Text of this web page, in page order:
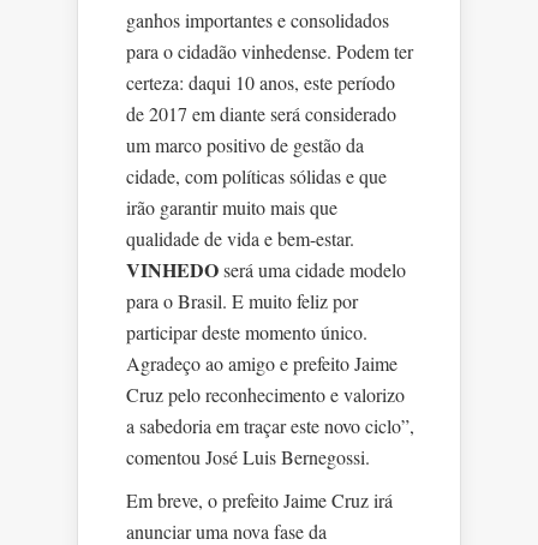
ganhos importantes e consolidados
para o cidadão vinhedense. Podem ter
certeza: daqui 10 anos, este período
de 2017 em diante será considerado
um marco positivo de gestão da
cidade, com políticas sólidas e que
irão garantir muito mais que
qualidade de vida e bem-estar.
VINHEDOserá uma cidade modelo
para o Brasil. E muito feliz por
participar deste momento único.
Agradeço ao amigo e prefeito Jaime
Cruz pelo reconhecimento e valorizo
a sabedoria em traçar este novo ciclo”,
comentou José Luis Bernegossi.
Em breve, o prefeito Jaime Cruz irá
anunciar uma nova fase da